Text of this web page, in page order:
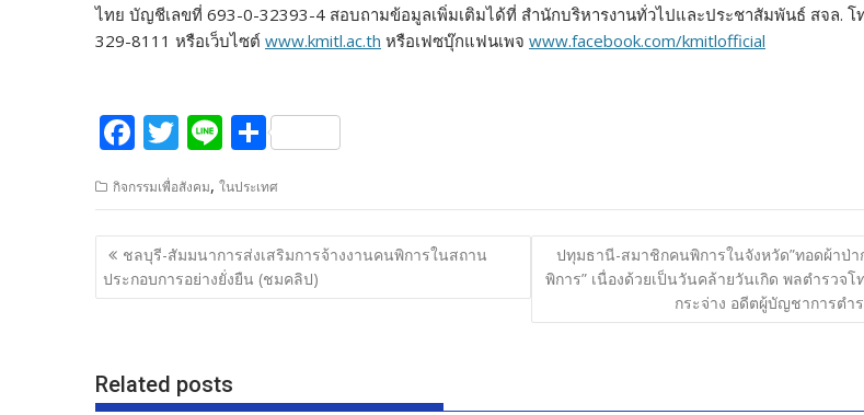
ไทย บัญชีเลขที่ 693-0-32393-4 สอบถามข้อมูลเพิ่มเติมได้ที่ สำนักบริหารงานทั่วไปและประชาสัมพันธ์ สจล. โ
329-8111 หรือเว็บไซต์ www.kmitl.ac.th หรือเฟซบุ๊กแฟนเพจ www.facebook.com/kmitlofficial
F
ac
e
b
o
o
T
itt
er
Li
n
e
S
ar
e
กิจกรรมเพื่อสังคม, ในประเทศ
แนะแนว
เรื่อง
ชลบุรี-สัมมนาการส่งเสริมการจ้างงานคนพิการในสถาน
ประกอบการอย่างยั่งยืน (ชมคลิป)
ปทุมธานี-สมาชิกคนพิการในจังหวัด”ทอดผ้าป่า
พิการ” เนื่องด้วยเป็นวันคล้ายวันเกิด พลตำรวจ
กระจ่าง อดีตผู้บัญชาการตำ
Related posts